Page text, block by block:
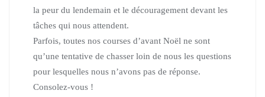
la peur du lendemain et le découragement devant les
tâches qui nous attendent.
Parfois, toutes nos courses d’avant Noël ne sont
qu’une tentative de chasser loin de nous les questions
pour lesquelles nous n’avons pas de réponse.
Consolez-vous !